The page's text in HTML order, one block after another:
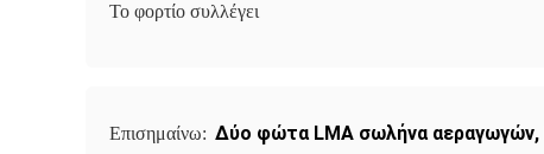
Το φορτίο συλλέγει
Επισημαίνω: Δύο φώτα LMA σωλήνα αεραγωγών,